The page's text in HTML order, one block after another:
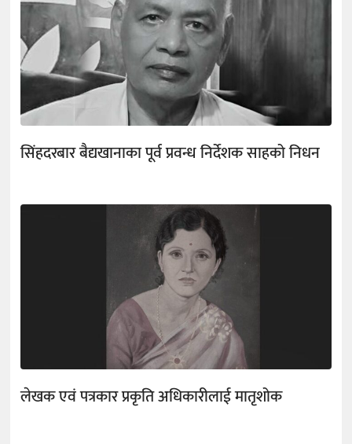
सिंहदरबार बैद्यखानाका पूर्व प्रवन्ध निर्देशक साहको निधन
लेखक एवं पत्रकार प्रकृति अधिकारीलाई मातृशोक